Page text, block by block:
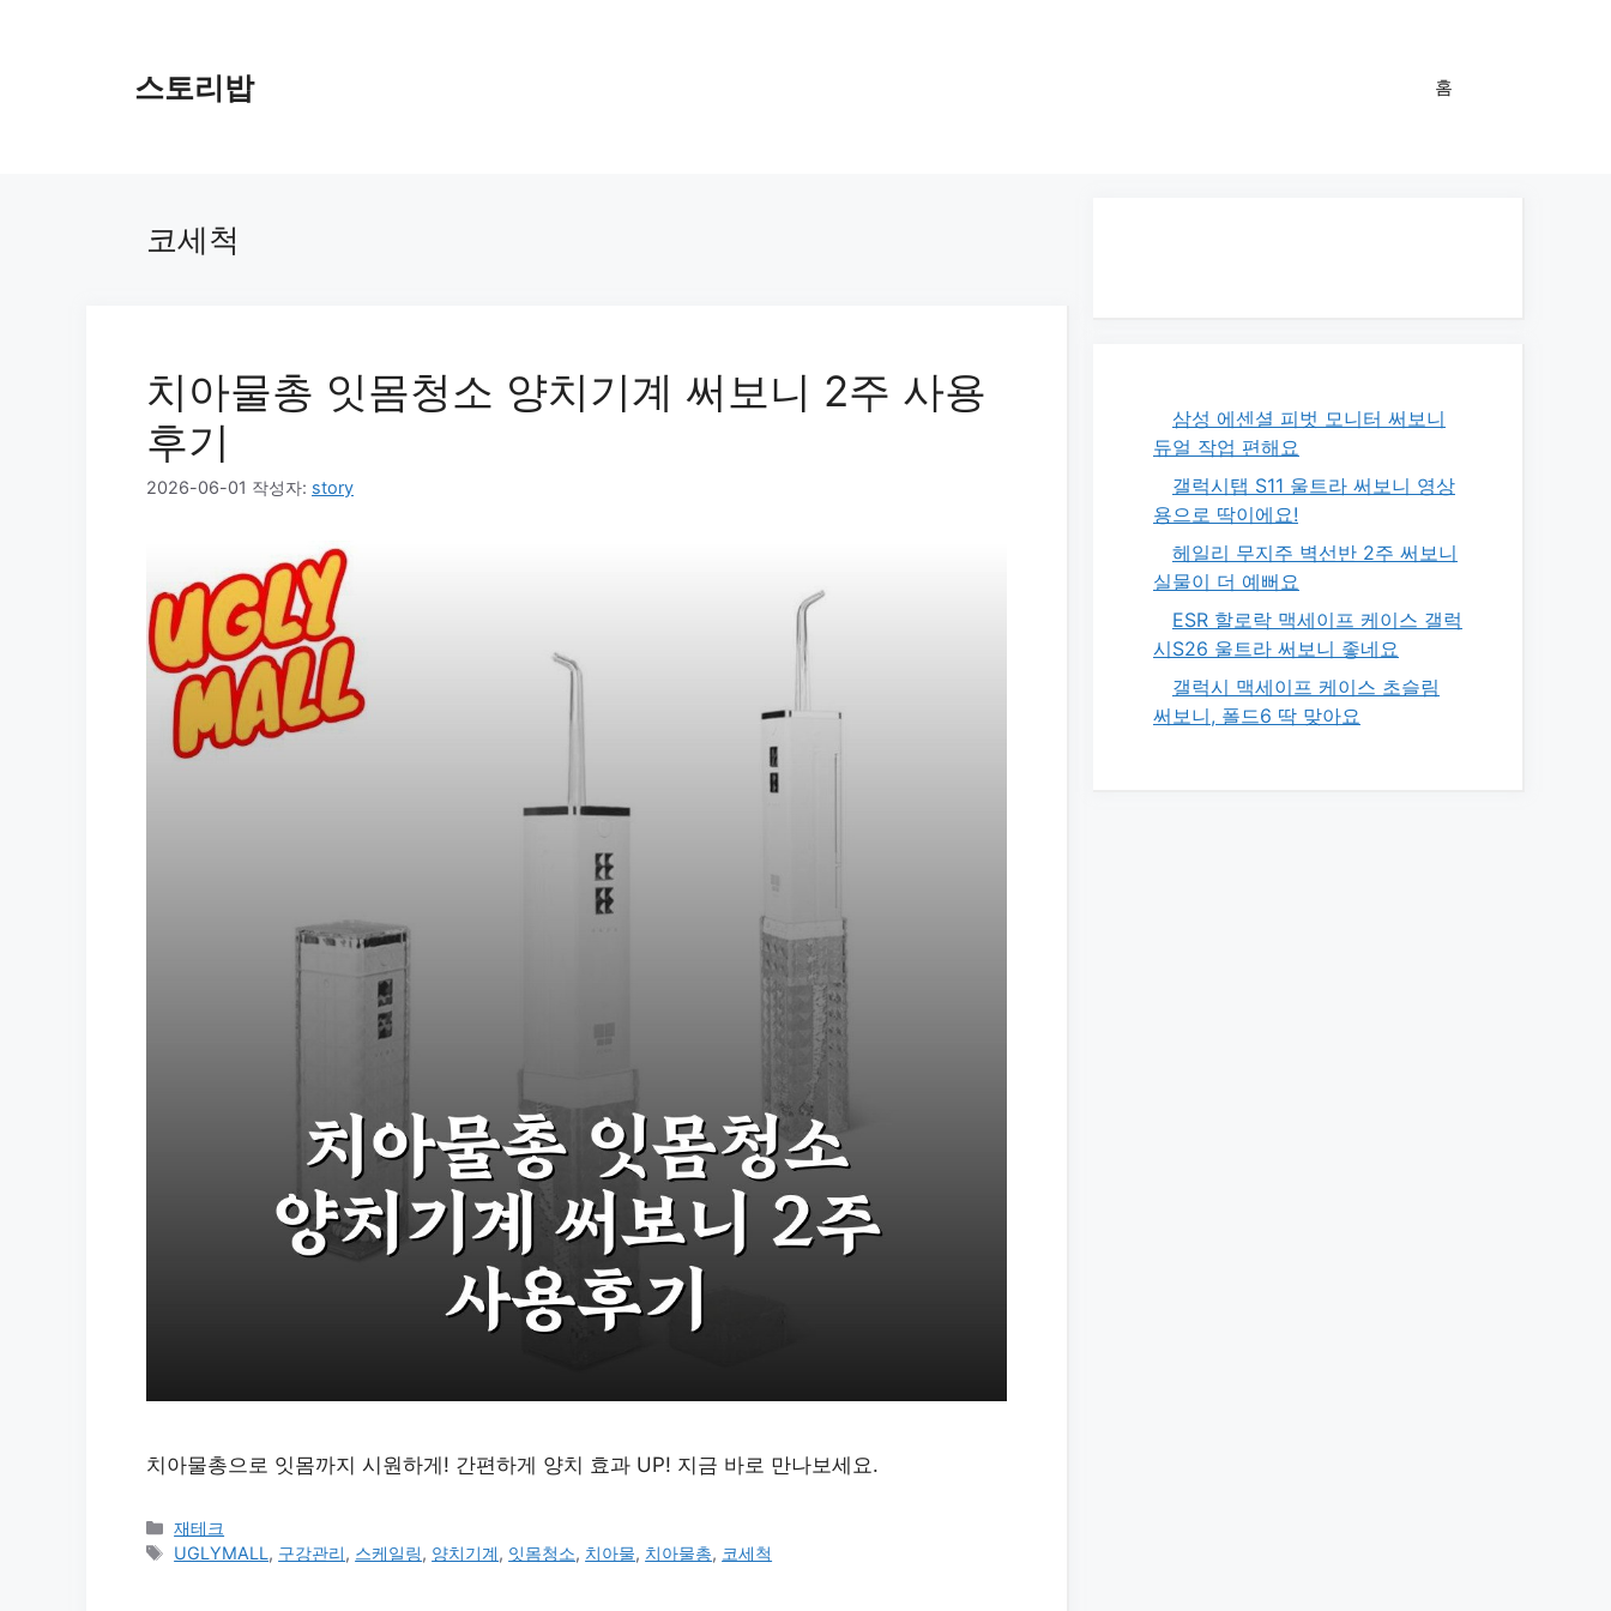
스토리밥 홈
코세척
치아물총 잇몸청소 양치기계 써보니 2주 사용
후기
2026-06-01 작성자: story
치아물총으로 잇몸까지 시원하게! 간편하게 양치 효과 UP! 지금 바로 만나보세요.
카
테
재테크
태
UGLYMALL, 구강관리, 스케일링, 양치기계, 잇몸청소, 치아물, 치아물총, 코세척
삼성 에센셜 피벗 모니터 써보니
듀얼 작업 편해요
갤럭시탭 S11 울트라 써보니 영상
용으로 딱이에요!
헤일리 무지주 벽선반 2주 써보니
실물이 더 예뻐요
ESR 할로락 맥세이프 케이스 갤럭
시S26 울트라 써보니 좋네요
갤럭시 맥세이프 케이스 초슬림
써보니, 폴드6 딱 맞아요